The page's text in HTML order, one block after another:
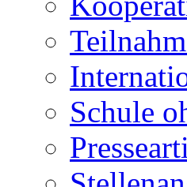
Schule